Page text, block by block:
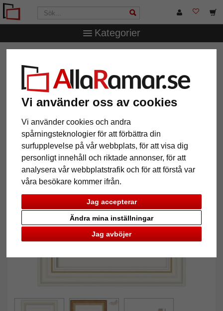
Vi använder oss av cookies
Vi använder cookies och andra
spårningsteknologier för att förbättra din
surfupplevelse på vår webbplats, för att visa dig
personligt innehåll och riktade annonser, för att
analysera vår webbplatstrafik och för att förstå var
våra besökare kommer ifrån.
Jag accepterar
Jag avböjer
Ändra mina inställningar
Kategorier
Barockram Olivia
Tillbaka